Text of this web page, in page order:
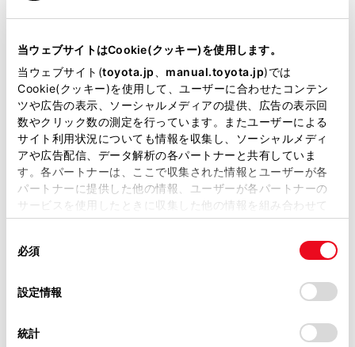
当ウェブサイトはCookie(クッキー)を使用します。
当ウェブサイト(toyota.jp manual.toyota.jp)では
Cookie(クッキー)を使用して、ユーザーに合わせたコンテン
ツや広告の表示、ソーシャルメディアの提供、広告の表示回
数やクリック数の測定を行っています。またユーザーによる
サイト利用状況についても情報を収集し、ソーシャルメディ
アや広告配信、データ解析の各パートナーと共有していま
す。各パートナーは、ここで収集された情報とユーザーが各
パートナーに提供した他の情報、ユーザーが各パートナーの
サービスを使用したときに収集した他の情報を組み合わせて
使用することがあります。当ウェブサイトの使用を続行する
デバイスにすべてのCookie(クッキー)が保存されることに同
意したことになります。Cookie(クッキー)のオプトアウト、
設定の変更、同意を撤回したりするにあたっては、当社の
「Cookie（クッキー）情報の取り扱いについて
」をご覧くだ
必須
設定情報
統計
先進ライト
ブラインドスポットモニター（後側方検知）
ドライブレコーダー
※ 記録媒体(SDカード等)は別途ご購入いただく場合がございます
ｲﾝﾃﾘｼﾞｪﾝﾄｸﾘｱﾗﾝｽｿﾅｰ・ｽﾏｰﾄｱｼｽﾄ